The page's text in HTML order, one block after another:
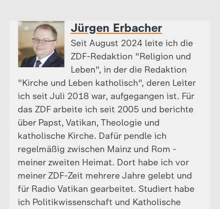
Jürgen Erbacher
Seit August 2024 leite ich die
ZDF-Redaktion "Religion und
Leben", in der die Redaktion
"Kirche und Leben katholisch", deren Leiter
ich seit Juli 2018 war, aufgegangen ist. Für
das ZDF arbeite ich seit 2005 und berichte
über Papst, Vatikan, Theologie und
katholische Kirche. Dafür pendle ich
regelmäßig zwischen Mainz und Rom -
meiner zweiten Heimat. Dort habe ich vor
meiner ZDF-Zeit mehrere Jahre gelebt und
für Radio Vatikan gearbeitet. Studiert habe
ich Politikwissenschaft und Katholische